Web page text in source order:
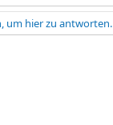
um hier zu antworten.